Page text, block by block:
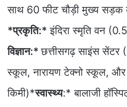
साथ 60 फीट चौड़ी मुख्य सड़क
*प्रकृति:* इंदिरा स्मृति वन
विज्ञान:*छत्तीसगढ़ साइंस सेंटर
स्कूल, नारायण टेक्नो स्कूल,
किमी)*स्वास्थ्य:* बालाजी